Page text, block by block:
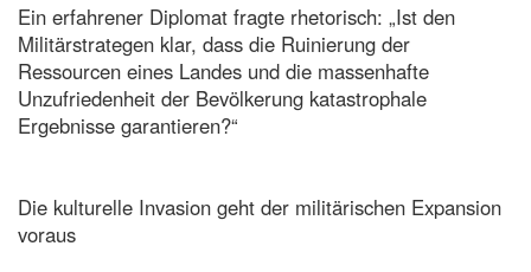
Ein erfahrener Diplomat fragte rhetorisch: „Ist den
Militärstrategen klar, dass die Ruinierung der
Ressourcen eines Landes und die massenhafte
Unzufriedenheit der Bevölkerung katastrophale
Ergebnisse garantieren?“
Die kulturelle Invasion geht der militärischen Expansion
voraus